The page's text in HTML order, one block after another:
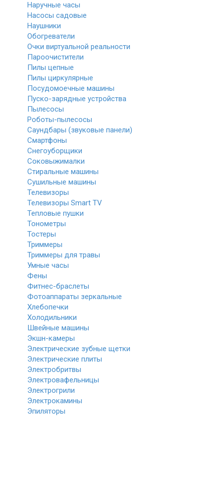
Наручные часы
Насосы садовые
Наушники
Обогреватели
Очки виртуальной реальности
Пароочистители
Пилы цепные
Пилы циркулярные
Посудомоечные машины
Пуско-зарядные устройства
Пылесосы
Роботы-пылесосы
Саундбары (звуковые панели)
Смартфоны
Снегоуборщики
Соковыжималки
Стиральные машины
Сушильные машины
Телевизоры
Телевизоры Smart TV
Тепловые пушки
Тонометры
Тостеры
Триммеры
Триммеры для травы
Умные часы
Фены
Фитнес-браслеты
Фотоаппараты зеркальные
Хлебопечки
Холодильники
Швейные машины
Экшн-камеры
Электрические зубные щетки
Электрические плиты
Электробритвы
Электровафельницы
Электрогрили
Электрокамины
Эпиляторы